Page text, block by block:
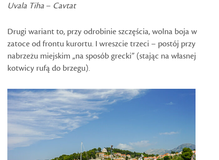
Uvala Tiha – Cavtat
Drugi wariant to, przy odrobinie szczęścia, wolna boja w
zatoce od frontu kurortu. I wreszcie trzeci – postój przy
nabrzeżu miejskim „na sposób grecki” (stając na własnej
kotwicy rufą do brzegu).